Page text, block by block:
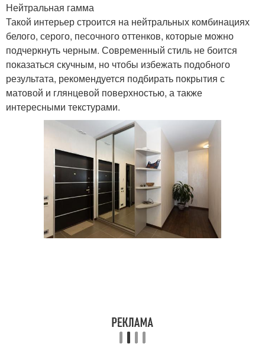
Нейтральная гамма
Такой интерьер строится на нейтральных комбинациях
белого, серого, песочного оттенков, которые можно
подчеркнуть черным. Современный стиль не боится
показаться скучным, но чтобы избежать подобного
результата, рекомендуется подбирать покрытия с
матовой и глянцевой поверхностью, а также
интересными текстурами.